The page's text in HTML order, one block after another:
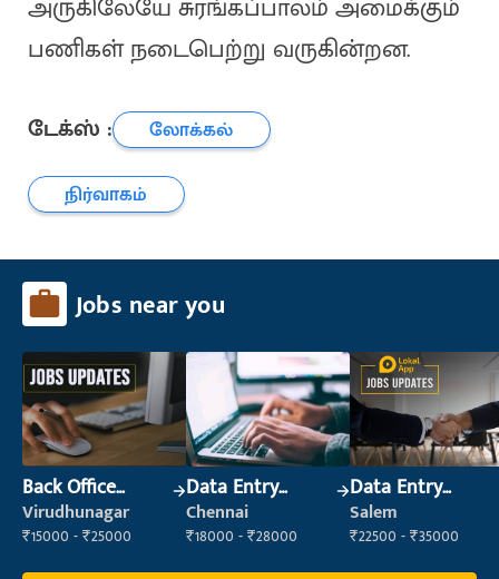
அருகிலேயே சுரங்கப்பாலம் அமைக்கும்
பணிகள் நடைபெற்று வருகின்றன.
டேக்ஸ் :
லோக்கல்
நிர்வாகம்
Jobs near you
Back Office
Executive
(Administration)
Virudhunagar
₹15000 - ₹25000
Data Entry
Operator
Chennai
₹18000 - ₹28000
Data Entry
Operator
Salem
₹22500 - ₹35000